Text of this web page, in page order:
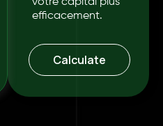
efficacement.
Calculate